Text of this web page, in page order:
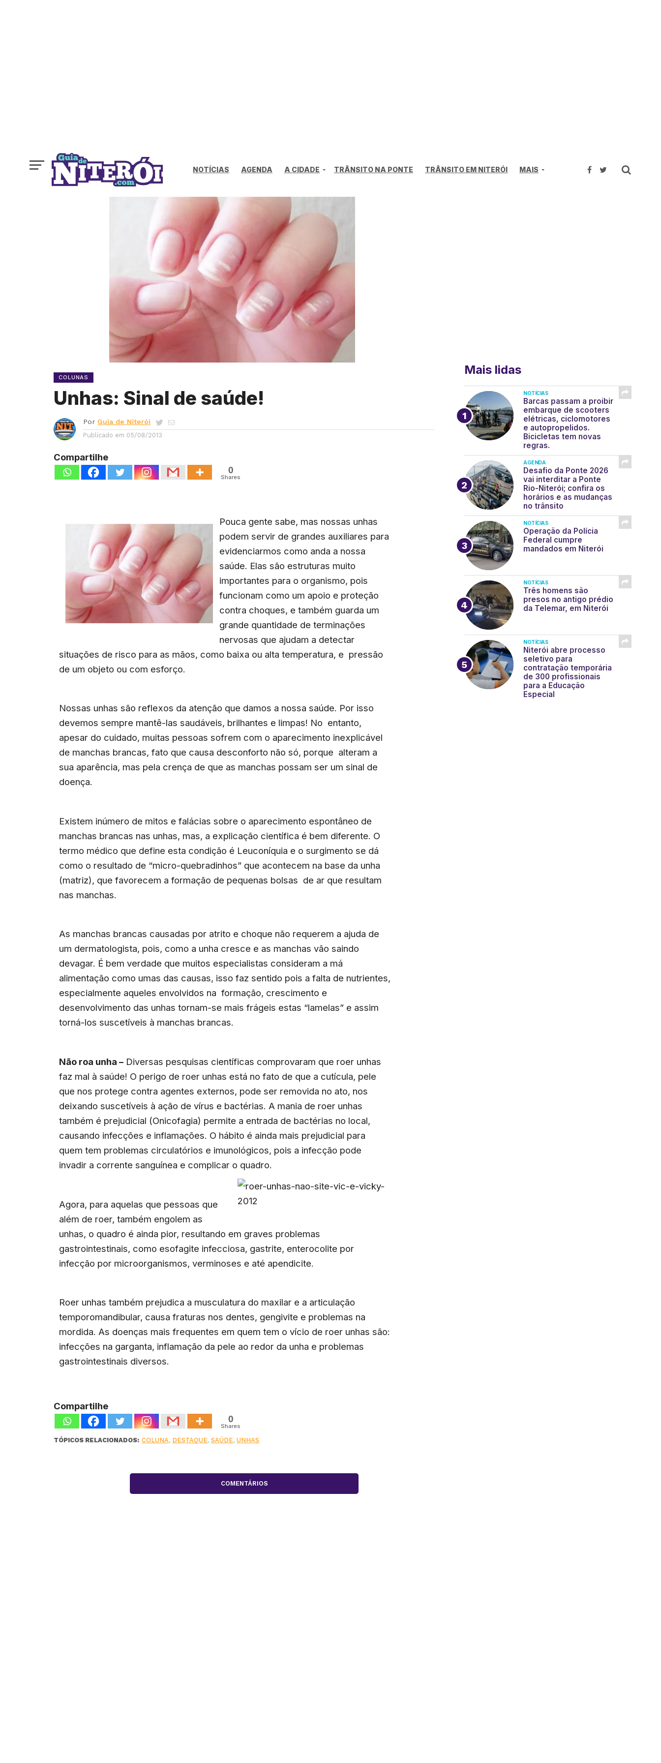
NOTÍCIAS AGENDA A CIDADE TRÂNSITO NA PONTE TRÂNSITO EM NITERÓI MAIS
COLUNAS
Unhas: Sinal de saúde!
Por Guia de Niterói
Publicado em 05/08/2013
Compartilhe
0
Shares
Pouca gente sabe, mas nossas unhas
podem servir de grandes auxiliares para
evidenciarmos como anda a nossa
saúde. Elas são estruturas muito
importantes para o organismo, pois
funcionam como um apoio e proteção
contra choques, e também guarda um
grande quantidade de terminações
nervosas que ajudam a detectar
situações de risco para as mãos, como baixa ou alta temperatura, e pressão
de um objeto ou com esforço.
Nossas unhas são reflexos da atenção que damos a nossa saúde. Por isso
devemos sempre mantê-las saudáveis, brilhantes e limpas! No entanto,
apesar do cuidado, muitas pessoas sofrem com o aparecimento inexplicável
de manchas brancas, fato que causa desconforto não só, porque alteram a
sua aparência, mas pela crença de que as manchas possam ser um sinal de
doença.
Existem inúmero de mitos e falácias sobre o aparecimento espontâneo de
manchas brancas nas unhas, mas, a explicação científica é bem diferente. O
termo médico que define esta condição é Leuconíquia e o surgimento se dá
como o resultado de “micro-quebradinhos” que acontecem na base da unha
(matriz), que favorecem a formação de pequenas bolsas de ar que resultam
nas manchas.
As manchas brancas causadas por atrito e choque não requerem a ajuda de
um dermatologista, pois, como a unha cresce e as manchas vão saindo
devagar. É bem verdade que muitos especialistas consideram a má
alimentação como umas das causas, isso faz sentido pois a falta de nutrientes,
especialmente aqueles envolvidos na formação, crescimento e
desenvolvimento das unhas tornam-se mais frágeis estas “lamelas” e assim
torná-los suscetíveis à manchas brancas.
Não roa unha – Diversas pesquisas científicas comprovaram que roer unhas
faz mal à saúde! O perigo de roer unhas está no fato de que a cutícula, pele
que nos protege contra agentes externos, pode ser removida no ato, nos
deixando suscetíveis à ação de vírus e bactérias. A mania de roer unhas
também é prejudicial (Onicofagia) permite a entrada de bactérias no local,
causando infecções e inflamações. O hábito é ainda mais prejudicial para
quem tem problemas circulatórios e imunológicos, pois a infecção pode
invadir a corrente sanguínea e complicar o quadro.
Agora, para aquelas que pessoas que
além de roer, também engolem as
unhas, o quadro é ainda pior, resultando em graves problemas
gastrointestinais, como esofagite infecciosa, gastrite, enterocolite por
infecção por microorganismos, verminoses e até apendicite.
Roer unhas também prejudica a musculatura do maxilar e a articulação
temporomandibular, causa fraturas nos dentes, gengivite e problemas na
mordida. As doenças mais frequentes em quem tem o vício de roer unhas são:
infecções na garganta, inflamação da pele ao redor da unha e problemas
gastrointestinais diversos.
Compartilhe
0
Shares
TÓPICOS RELACIONADOS: COLUNA, DESTAQUE,SAÚDE,UNHAS
COMENTÁRIOS
Mais lidas
NOTÍCIAS
Barcas passam a proibir
embarque de scooters
elétricas, ciclomotores
e autopropelidos.
Bicicletas tem novas
regras.
AGENDA
Desafio da Ponte 2026
vai interditar a Ponte
Rio-Niterói; confira os
horários e as mudanças
no trânsito
NOTÍCIAS
Operação da Polícia
Federal cumpre
mandados em Niterói
NOTÍCIAS
Três homens são
presos no antigo prédio
da Telemar, em Niterói
NOTÍCIAS
Niterói abre processo
seletivo para
contratação temporária
de 300 profissionais
para a Educação
Especial